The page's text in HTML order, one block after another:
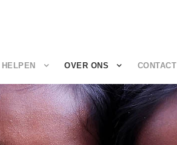
OVER ONS CONTACT